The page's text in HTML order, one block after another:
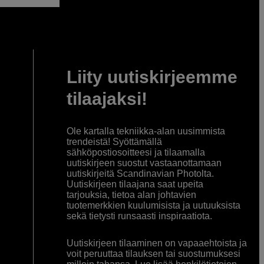
Liity uutiskirjeemme
tilaajaksi!
Ole kartalla tekniikka-alan uusimmista
trendeistä! Syöttämällä
sähköpostiosoitteesi ja tilaamalla
uutiskirjeen suostut vastaanottamaan
uutiskirjeitä Scandinavian Photolta.
Uutiskirjeen tilaajana saat upeita
tarjouksia, tietoa alan johtavien
tuotemerkkien kuulumisista ja uutuuksista
sekä tietysti runsaasti inspiraatiota.
Uutiskirjeen tilaaminen on vapaaehtoista ja
voit peruuttaa tilauksen tai suostumuksesi